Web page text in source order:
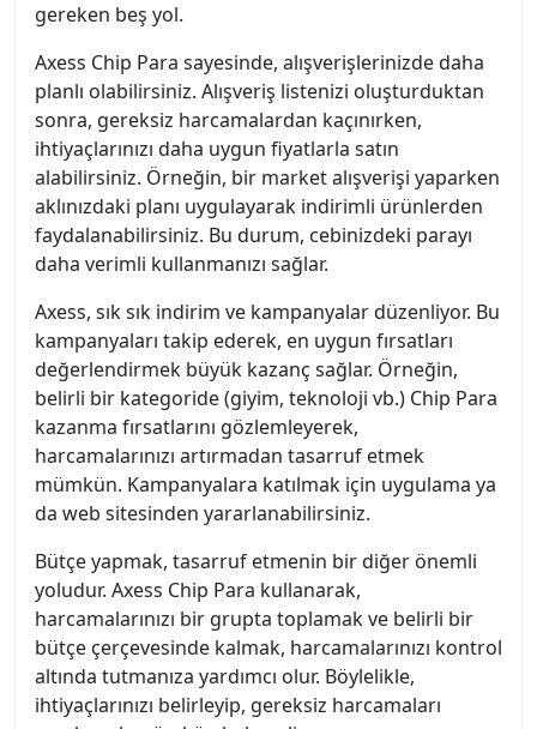
gereken beş yol.
Axess Chip Para sayesinde, alışverişlerinizde daha
planlı olabilirsiniz. Alışveriş listenizi oluşturduktan
sonra, gereksiz harcamalardan kaçınırken,
ihtiyaçlarınızı daha uygun fiyatlarla satın
alabilirsiniz. Örneğin, bir market alışverişi yaparken
aklınızdaki planı uygulayarak indirimli ürünlerden
faydalanabilirsiniz. Bu durum, cebinizdeki parayı
daha verimli kullanmanızı sağlar.
Axess, sık sık indirim ve kampanyalar düzenliyor. Bu
kampanyaları takip ederek, en uygun fırsatları
değerlendirmek büyük kazanç sağlar. Örneğin,
belirli bir kategoride (giyim, teknoloji vb.) Chip Para
kazanma fırsatlarını gözlemleyerek,
harcamalarınızı artırmadan tasarruf etmek
mümkün. Kampanyalara katılmak için uygulama ya
da web sitesinden yararlanabilirsiniz.
Bütçe yapmak, tasarruf etmenin bir diğer önemli
yoludur. Axess Chip Para kullanarak,
harcamalarınızı bir grupta toplamak ve belirli bir
bütçe çerçevesinde kalmak, harcamalarınızı kontrol
altında tutmanıza yardımcı olur. Böylelikle,
ihtiyaçlarınızı belirleyip, gereksiz harcamaları